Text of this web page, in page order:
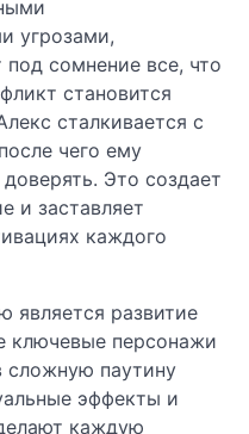
угрозами,
сомнение все, что
становится
сталкивается с
чего ему
Это создает
и заставляет
каждого
является развитие
ключевые персонажи
сложную паутину
эффекты и
каждую